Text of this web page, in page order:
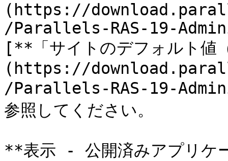
(https://
/Parallels-RAS-19-
[**「サイトのデフォルト値
(https://
/Parallels-RAS-19-
参照してください。
**表示 - 公開済みアプリケ